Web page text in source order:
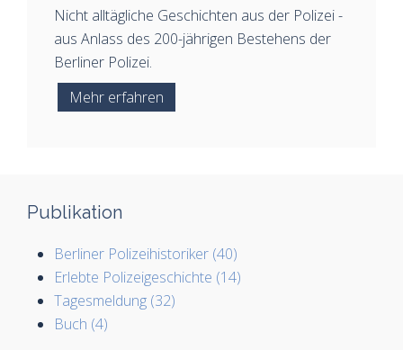
Nicht alltägliche Geschichten aus der Polizei -
aus Anlass des 200-jährigen Bestehens der
Berliner Polizei.
Mehr erfahren
Publikation
Berliner Polizeihistoriker (40)
Erlebte Polizeigeschichte (14)
Tagesmeldung (32)
Buch (4)